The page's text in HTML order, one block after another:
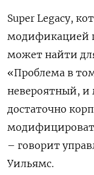
Super Legacy,
модификацией
может найти
«Проблема в
невероятный,
достаточно
– говорит
Уильямс.